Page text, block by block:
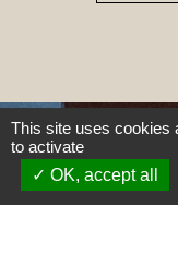
This site uses cookies
to activate
OK, accept all